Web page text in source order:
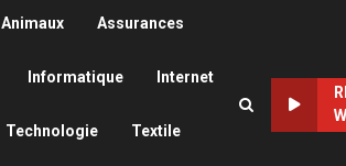
Animaux Assurances
Informatique Internet
Technologie Textile